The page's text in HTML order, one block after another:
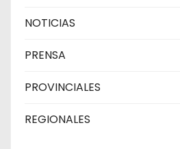
NOTICIAS
PRENSA
PROVINCIALES
REGIONALES